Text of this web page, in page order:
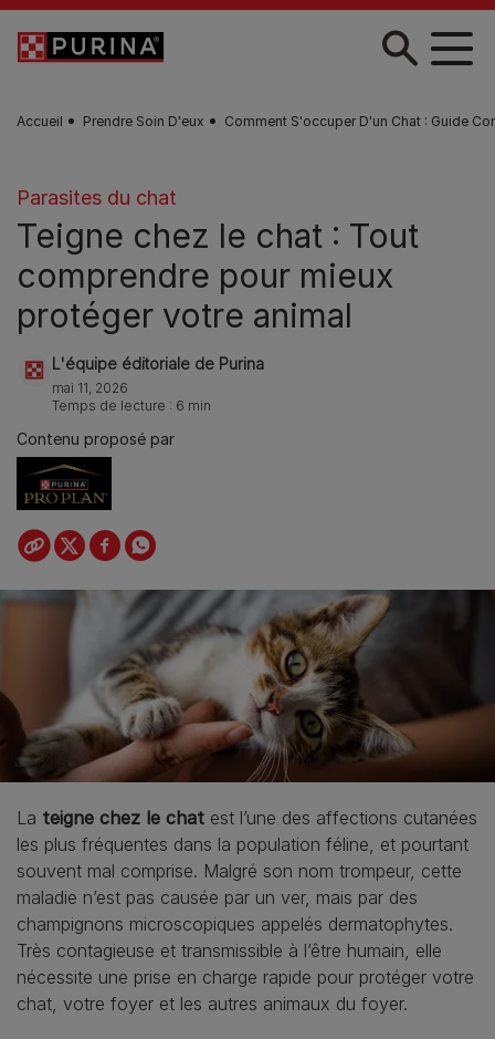
Skip to main content
Accueil Prendre Soin D'eux Comment S'occuper D'un Chat : Guide
Parasites du chat
Teigne chez le chat : Tout
comprendre pour mieux
protéger votre animal
L'équipe éditoriale de Purina
mai 11, 2026
Temps de lecture : 6 min
Contenu proposé par
La teigne chez le chat est l’une des affections cutanées
les plus fréquentes dans la population féline, et pourtant
souvent mal comprise. Malgré son nom trompeur, cette
maladie n’est pas causée par un ver, mais par des
champignons microscopiques appelés dermatophytes.
Très contagieuse et transmissible à l’être humain, elle
nécessite une prise en charge rapide pour protéger votre
chat, votre foyer et les autres animaux du foyer.